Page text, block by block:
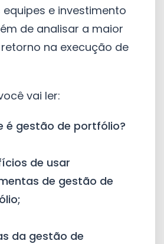
e investimento
de analisar a maior
na execução de
vai ler:
é gestão de portfólio?
de usar
de gestão de
da gestão de